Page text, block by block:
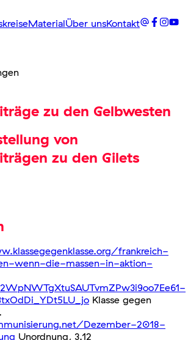
MaterialÜber unsKontakt
zu den Gelbwesten
von
zu den Gilets
frankreich-
wenn-die-massen-in-aktion-
Klasse gegen
Dezember-2018-
Unordnung, 3.12